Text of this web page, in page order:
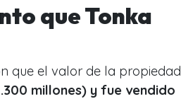
que Tonka
que el valor de la propiedad
millones) y fue vendido